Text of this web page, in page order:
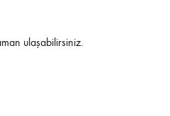
ulaşabilirsiniz.